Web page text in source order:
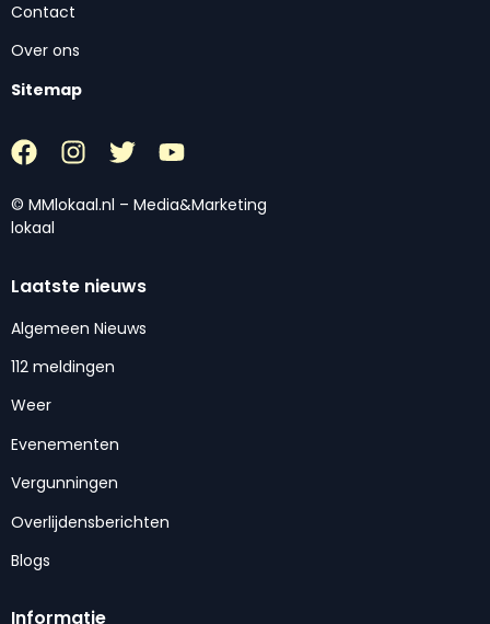
Contact
Over ons
Sitemap
© MMlokaal.nl – Media&Marketing
lokaal
Laatste nieuws
Algemeen Nieuws
112 meldingen
Weer
Evenementen
Vergunningen
Overlijdensberichten
Blogs
Informatie